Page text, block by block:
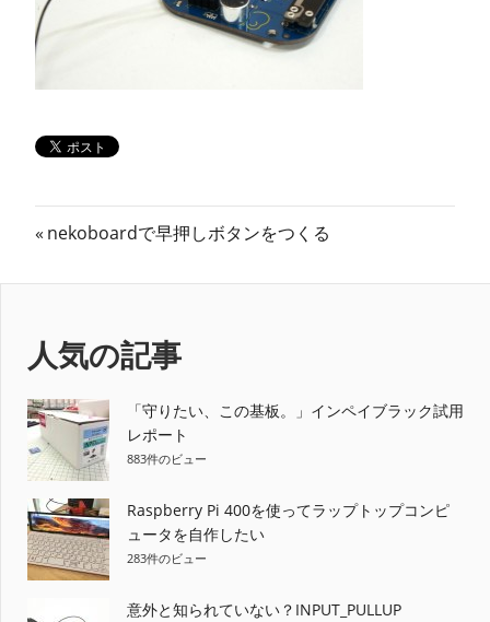
ス
ン
投
稿
ビ
ゲ
ー
シ
ョ
ン
前
nekoboardで早押しボタンをつくる
人気の記事
「守りたい、この基板。」インペイブラック試用
レポート
883件のビュー
Raspberry Pi 400を使ってラップトップコンピ
ュータを自作したい
283件のビュー
意外と知られていない？INPUT_PULLUP